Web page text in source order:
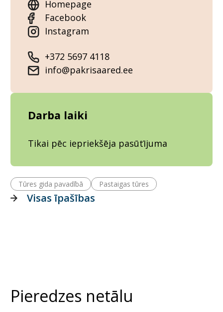
Homepage
Facebook
Instagram
+372 5697 4118
info@pakrisaared.ee
Darba laiki
Tikai pēc iepriekšēja pasūtījuma
Tūres gida pavadībā Pastaigas tūres
Visas īpašības
Pieredzes netālu